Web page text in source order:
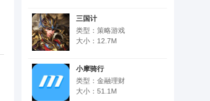
三国计
类型：策略游戏
大小：12.7M
小摩骑行
类型：金融理财
大小：51.1M